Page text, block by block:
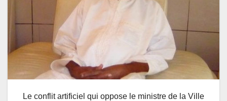
Le conflit artificiel qui oppose le ministre de la Ville